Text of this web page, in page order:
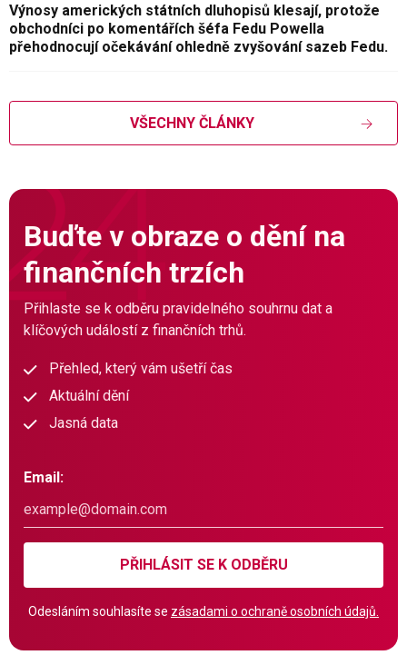
Výnosy amerických státních dluhopisů klesají, protože
obchodníci po komentářích šéfa Fedu Powella
přehodnocují očekávání ohledně zvyšování sazeb Fedu.
VŠECHNY ČLÁNKY
Buďte v obraze o dění na
finančních trzích
Přihlaste se k odběru pravidelného souhrnu dat a
klíčových událostí z finančních trhů.
Přehled, který vám ušetří čas
Aktuální dění
Jasná data
Email:
PŘIHLÁSIT SE K ODBĚRU
Odesláním souhlasíte se zásadami o ochraně osobních údajů.